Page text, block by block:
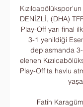
DENİZLİ, (DHA)
Play-Off yarı final
3-1 yenildiği
deplasmanda
elenen
Play-Off'ta havlu
Fatih